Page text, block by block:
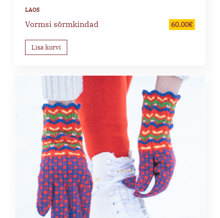
Vormsi sõrmkindad 60.00€
Lisa korvi